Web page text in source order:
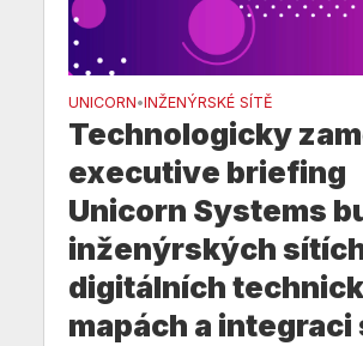
UNICORN•INŽENÝRSKÉ SÍTĚ
Technologicky
executive briefing
Unicorn Systems
inženýrských
digitálních
mapách a integraci